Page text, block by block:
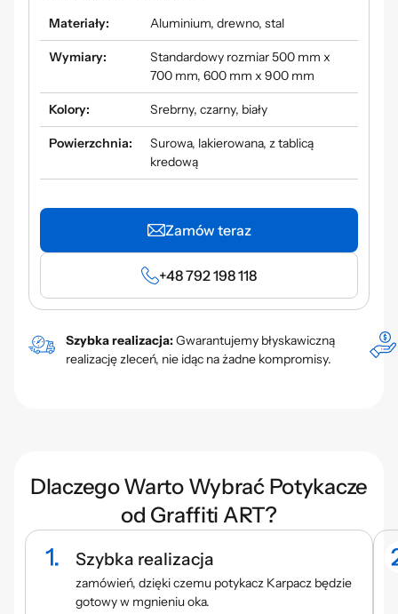
Materiały: Aluminium, drewno, stal
Wymiary:
Standardowy rozmiar 500 mm x
700 mm, 600 mm x 900 mm
Kolory: Srebrny, czarny, biały
Powierzchnia:
Surowa, lakierowana, z tablicą
kredową
Zamów teraz
+48 792 198 118
Szybka realizacja:Gwarantujemy błyskawiczną
realizację zleceń, nie idąc na żadne kompromisy.
Dlaczego Warto Wybrać Potykacze
od Graffiti ART?
Szybka realizacja
zamówień, dzięki czemu potykacz Karpacz będzie
gotowy w mgnieniu oka.